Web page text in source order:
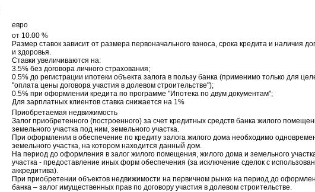
евро
от 10.00 %
Размер ставок зависит от размера первоначального взноса, срока кредита и наличия
и здоровья.
Ставки увеличиваются на:
3.5% без договора личного страхования;
0.5% до регистрации ипотеки объекта залога в пользу банка (применимо только для
"оплата цены договора участия в долевом строительстве");
0.5% при оформлении кредита по программе "Ипотека по двум документам";
Для зарплатных клиентов ставка снижается на 1%
Приобретаемая недвижимость
Залог приобретенного (построенного) за счет кредитных средств банка жилого
земельного участка под ним, земельного участка.
При оформлении в обеспечение по кредиту залога жилого дома необходимо
земельного участка, на котором находится данный дом.
На период до оформления в залог жилого помещения, жилого дома и земельного
участка - предоставление иных форм обеспечения (за исключение сделок с
аккредитива).
При приобретении объектов недвижимости на первичном рынке на период до
банка – залог имущественных прав по договору участия в долевом строительстве.